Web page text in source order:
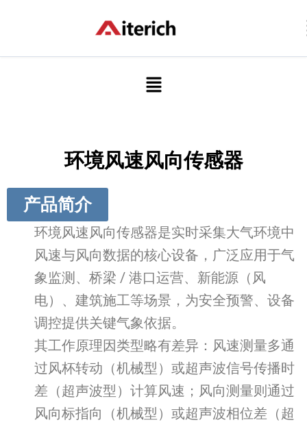
容
菜
单
环境风速风向传感器
产品简介
环境风速风向传感器是实时采集大气环境中
风速与风向数据的核心设备，广泛应用于气
象监测、桥梁 / 港口运营、新能源（风
电）、建筑施工等场景，为安全预警、设备
调控提供关键气象依据。
其工作原理因类型略有差异：风速测量多通
过风杯转动（机械型）或超声波信号传播时
差（超声波型）计算风速；风向测量则通过
风向标指向（机械型）或超声波相位差（超